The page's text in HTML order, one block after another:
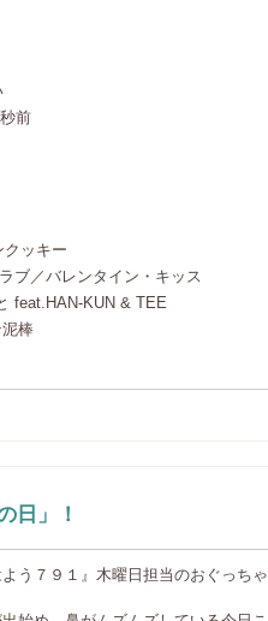
前
ッキー
ブ／バレンタイン・キッス
feat.HAN-KUN & TEE
棒
日」！
う７９１』木曜日担当のおぐっち